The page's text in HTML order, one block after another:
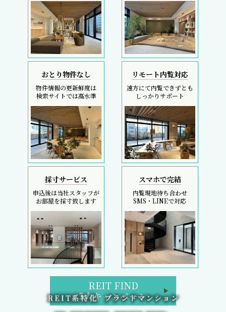
おとり物件なし
物件情報の更新鮮度は
検索サイトでは高水準
リモート内覧対応
遠方にて内覧できずとも
しっかりサポート
採寸サービス
申込後は当社スタッフが
お部屋を採寸致します
スマホで完結
内覧現地待ち合わせ
SMS・LINEで対応
REIT FIND
5大キャンペーン